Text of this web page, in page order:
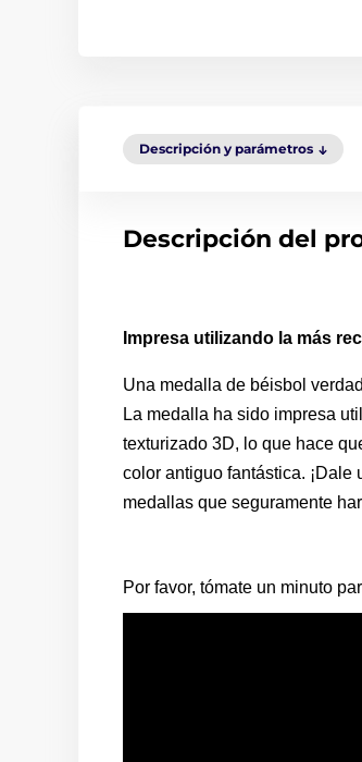
Descripción y parámetros
Descripción del
Impresa utilizando la más
Una medalla de béisbol
La medalla ha sido impresa
texturizado 3D, lo que hace
color antiguo fantástica.
medallas que seguramente
Por favor, tómate un minuto